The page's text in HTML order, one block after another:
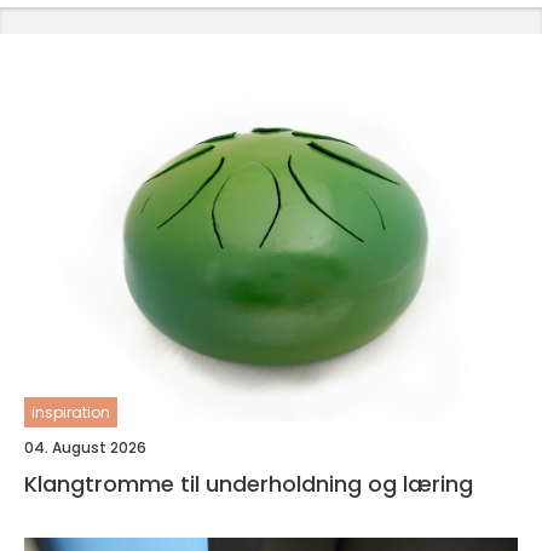
inspiration
04. August 2026
Klangtromme til underholdning og læring